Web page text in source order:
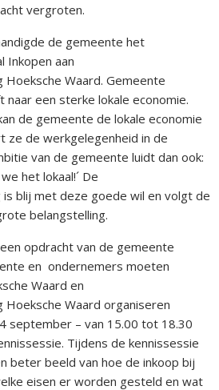
vergroten.
de gemeente het
Inkopen aan
Waard. Gemeente
een sterke lokale economie.
de gemeente de lokale economie
de werkgelegenheid in de
van de gemeente luidt dan ook:
het lokaal!´ De
blij met deze goede wil en volgt de
belangstelling.
opdracht van de gemeente
en ondernemers moeten
Waard en
Waard organiseren
september – van 15.00 tot 18.30
Tijdens de kennissessie
beter beeld van hoe de inkoop bij
eisen er worden gesteld en wat